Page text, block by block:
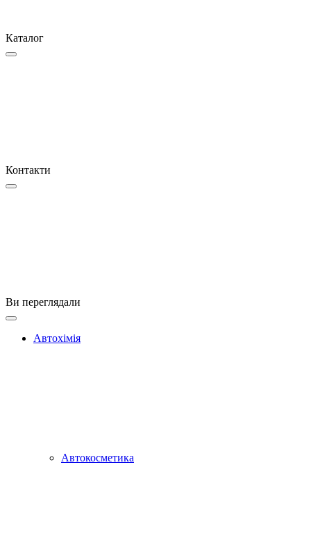
Каталог
Контакти
Ви переглядали
Автохімія
Автокосметика